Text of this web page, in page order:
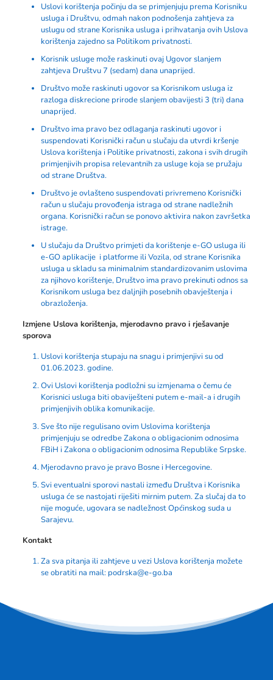
Uslovi korištenja počinju da se primjenjuju prema Korisniku
usluga i Društvu, odmah nakon podnošenja zahtjeva za
uslugu od strane Korisnika usluga i prihvatanja ovih Uslova
korištenja zajedno sa Politikom privatnosti.
Korisnik usluge može raskinuti ovaj Ugovor slanjem
zahtjeva Društvu 7 (sedam) dana unaprijed.
Društvo može raskinuti ugovor sa Korisnikom usluga iz
razloga diskrecione prirode slanjem obavijesti 3 (tri) dana
unaprijed.
Društvo ima pravo bez odlaganja raskinuti ugovor i
suspendovati Korisnički račun u slučaju da utvrdi kršenje
Uslova korištenja i Politike privatnosti, zakona i svih drugih
primjenjivih propisa relevantnih za usluge koja se pružaju
od strane Društva.
Društvo je ovlašteno suspendovati privremeno Korisnički
račun u slučaju provođenja istraga od strane nadležnih
organa. Korisnički račun se ponovo aktivira nakon završetka
istrage.
U slučaju da Društvo primjeti da korištenje e-GO usluga ili
e-GO aplikacije i platforme ili Vozila, od strane Korisnika
usluga u skladu sa minimalnim standardizovanim uslovima
za njihovo korištenje, Društvo ima pravo prekinuti odnos sa
Korisnikom usluga bez daljnjih posebnih obavještenja i
obrazloženja.
Izmjene Uslova korištenja, mjerodavno pravo i rješavanje
sporova
Uslovi korištenja stupaju na snagu i primjenjivi su od
01.06.2023. godine.
Ovi Uslovi korištenja podložni su izmjenama o čemu će
Korisnici usluga biti obaviješteni putem e-mail-a i drugih
primjenjivih oblika komunikacije.
Sve što nije regulisano ovim Uslovima korištenja
primjenjuju se odredbe Zakona o obligacionim odnosima
FBiH i Zakona o obligacionim odnosima Republike Srpske.
Mjerodavno pravo je pravo Bosne i Hercegovine.
Svi eventualni sporovi nastali između Društva i Korisnika
usluga će se nastojati riješiti mirnim putem. Za slučaj da to
nije moguće, ugovara se nadležnost Općinskog suda u
Sarajevu.
Kontakt
Za sva pitanja ili zahtjeve u vezi Uslova korištenja možete
se obratiti na mail: podrska@e-go.ba